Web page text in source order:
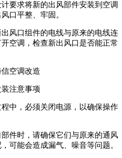
求将新的出风部件安装到空调
口平整、牢固。
口组件的电线与原来的电线连
空调，检查新出风口是否能正常
注意事项
，必须关闭电源，以确保操作
件时，请确保它们与原来的通风
可能会造成漏气、噪音等问题。